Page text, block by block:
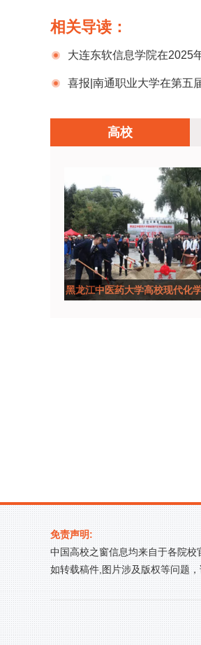
相关导读：
大连东软信息学院在2025
数字艺术设计大赛中斩获国家
喜报|南通职业大学在第五
高校
黑龙江中医药大学高校现代化
免责声明:
中国高校之窗信息均来自于各院
如转载稿件,图片涉及版权等问题